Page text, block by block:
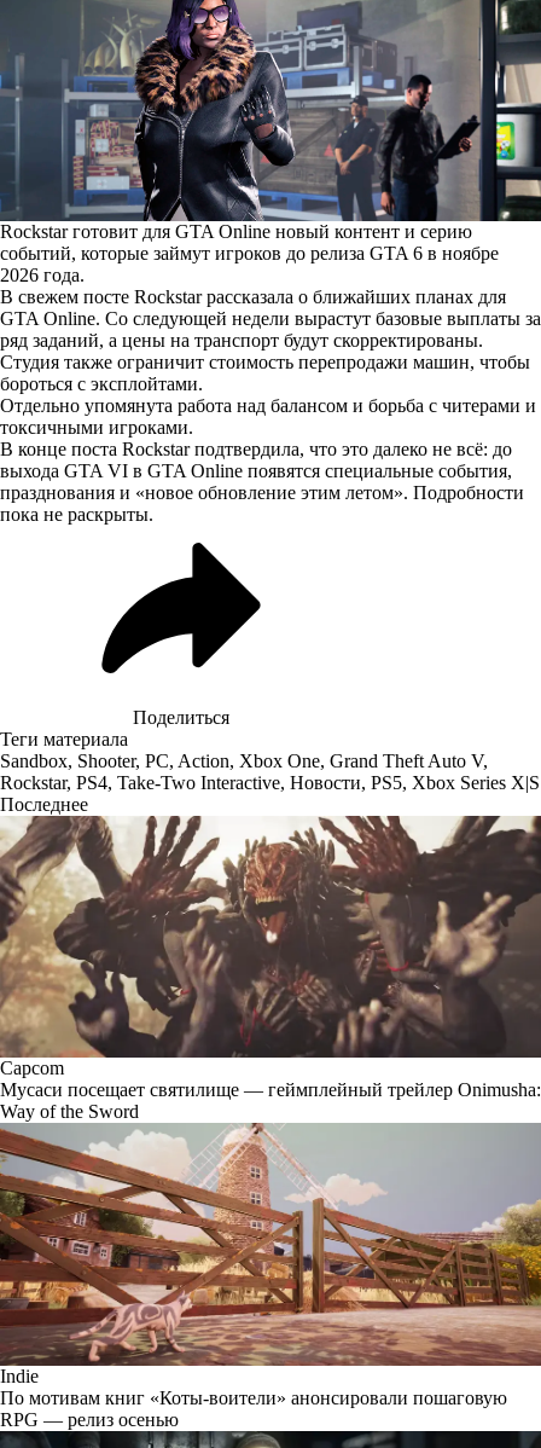
Rockstar готовит для GTA Online новый контент и серию
событий, которые займут игроков до релиза GTA 6 в ноябре
2026 года.
В свежем посте Rockstar рассказала о ближайших планах для
GTA Online. Со следующей недели вырастут базовые выплаты за
ряд заданий, а цены на транспорт будут скорректированы.
Студия также ограничит стоимость перепродажи машин, чтобы
бороться с эксплойтами.
Отдельно упомянута работа над балансом и борьба с читерами и
токсичными игроками.
В конце поста Rockstarподтвердила, что это далеко не всё: до
выхода GTA VI в GTA Online появятся специальные события,
празднования и «новое обновление этим летом». Подробности
пока не раскрыты.
Поделиться
Теги материала
Sandbox, Shooter, PC, Action, Xbox One, Grand Theft Auto V,
Rockstar, PS4, Take-Two Interactive, Новости, PS5, Xbox Series X|S
Последнее
Capcom
Мусаси посещает святилище — геймплейный трейлер Onimusha:
Way of the Sword
Indie
По мотивам книг «Коты-воители» анонсировали пошаговую
RPG — релиз осенью